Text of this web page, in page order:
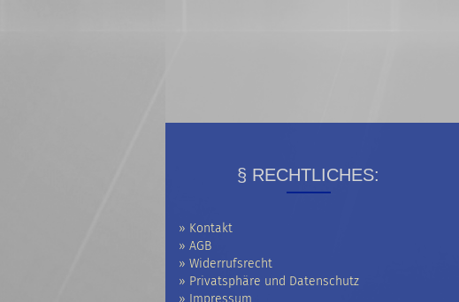
§ RECHTLICHES:
» Kontakt
» AGB
» Widerrufsrecht
» Privatsphäre und Datenschutz
» Impressum